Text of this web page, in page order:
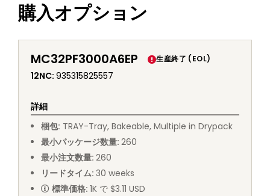
購入オプション
MC32PF3000A6EP 生産終了 (EOL)
12NC: 935315825557
詳細
梱包: TRAY-Tray, Bakeable, Multiple in Drypack
最小パッケージ数量: 260
最小注文数量: 260
リードタイム: 30 weeks
標準価格: 1K で $3.11 USD